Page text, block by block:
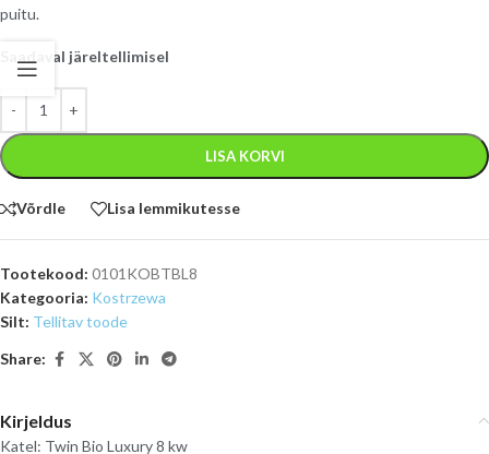
puitu.
Saadaval järeltellimisel
LISA KORVI
Võrdle Lisa lemmikutesse
Tootekood: 0101KOBTBL8
Kategooria: Kostrzewa
Silt: Tellitav toode
Share:
Kirjeldus
Katel: Twin Bio Luxury 8 kw